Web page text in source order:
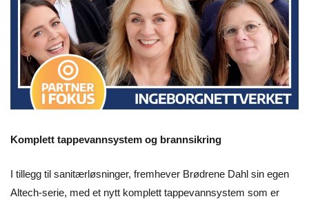
Komplett tappevannsystem og brannsikring
I tillegg til sanitærløsninger, fremhever Brødrene Dahl sin egen
Altech-serie, med et nytt komplett tappevannsystem som er